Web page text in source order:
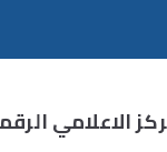
الاعلامي